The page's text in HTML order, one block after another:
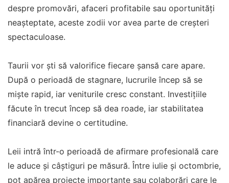
despre promovări, afaceri profitabile sau oportunități
neașteptate, aceste zodii vor avea parte de creșteri
spectaculoase.
Taurii vor ști să valorifice fiecare șansă care apare.
După o perioadă de stagnare, lucrurile încep să se
miște rapid, iar veniturile cresc constant. Investițiile
făcute în trecut încep să dea roade, iar stabilitatea
financiară devine o certitudine.
Leii intră într-o perioadă de afirmare profesională care
le aduce și câștiguri pe măsură. Între iulie și octombrie,
pot apărea proiecte importante sau colaborări care le